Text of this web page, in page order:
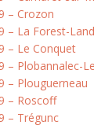
– Crozon
– La Forest-
– Le Conquet
– Plobannalec-
– Plouguerneau
– Roscoff
– Trégunc